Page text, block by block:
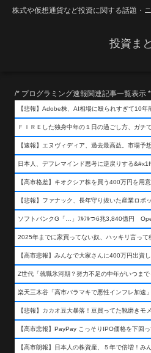
株式や仮想通貨など投資に関する話題・
投資ま
/* プログラミング速報関連記事一覧表示
【悲報】Adobe株、AI相場に殴られすぎて10
ＦＩＲＥした独身中年の１日の過ごし方、ガチ
【速報】エヌヴィディア、過去最高益。市場
日本人、デフレマインド思考に逆戻りする
ソフトバンクG「…」ﾌﾙﾌﾙつ6兆3,840億円
【悲報】カカオ豆大暴落！豆買ってた靴磨きモ
【高市悲報】PayPay こっそりIPO価格を下回
【高市朗報】日本人の株資産、５年で倍増！み